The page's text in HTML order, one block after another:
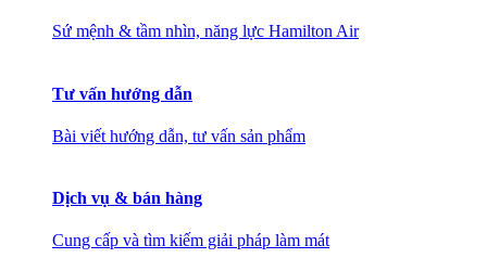
Sứ mệnh & tầm nhìn, năng lực Hamilton Air
Tư vấn hướng dẫn
Bài viết hướng dẫn, tư vấn sản phẩm
Dịch vụ & bán hàng
Cung cấp và tìm kiếm giải pháp làm mát